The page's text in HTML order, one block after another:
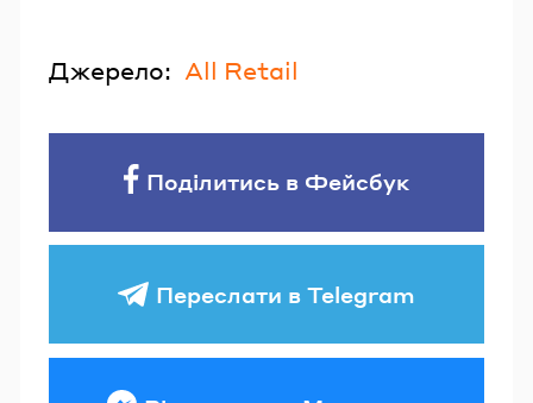
Джерело: All Retail
Поділитись в Фейсбук
Переслати в Telegram